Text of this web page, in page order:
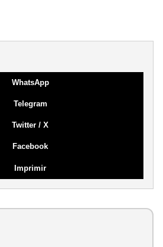
WhatsApp
Telegram
Twitter / X
Facebook
Imprimir